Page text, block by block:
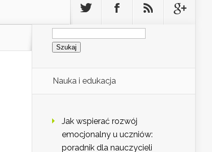
Szukaj:
Nauka i edukacja
Jak wspierać rozwój
emocjonalny u uczniów:
poradnik dla nauczycieli